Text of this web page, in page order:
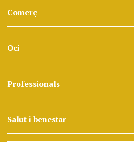
Comerç
Oci
Professionals
Salut i benestar